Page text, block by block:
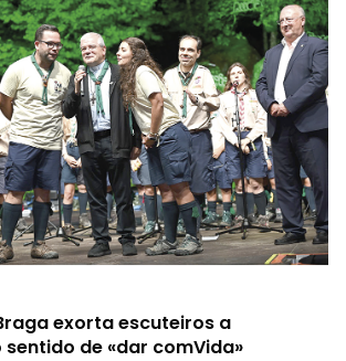
exorta escuteiros a
de «dar comVida»